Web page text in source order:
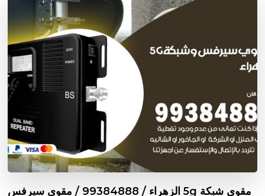
مقوي شبكة 5g الزهراء / 99384888 / مقوي سيرفس